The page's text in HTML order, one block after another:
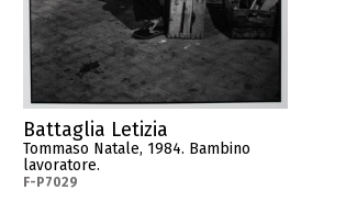
Battaglia Letizia
Tommaso Natale, 1984. Bambino
lavoratore.
F-P7029